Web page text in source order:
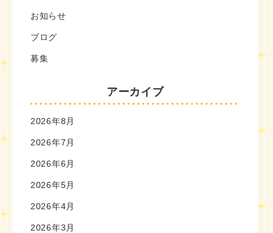
お知らせ
ブログ
募集
アーカイブ
2026年8月
2026年7月
2026年6月
2026年5月
2026年4月
2026年3月